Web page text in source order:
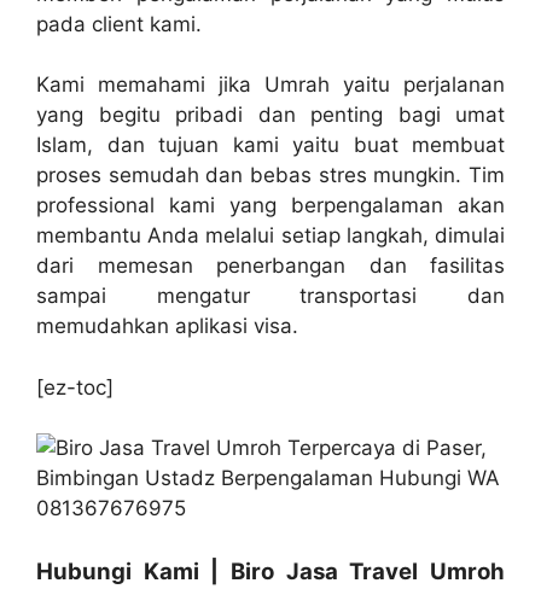
pada client kami.
Kami memahami jika Umrah yaitu perjalanan
yang begitu pribadi dan penting bagi umat
Islam, dan tujuan kami yaitu buat membuat
proses semudah dan bebas stres mungkin. Tim
professional kami yang berpengalaman akan
membantu Anda melalui setiap langkah, dimulai
dari memesan penerbangan dan fasilitas
sampai mengatur transportasi dan
memudahkan aplikasi visa.
[ez-toc]
Hubungi Kami | Biro Jasa Travel Umroh